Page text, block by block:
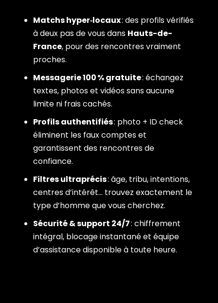
Matchs hyper‑locaux: des profils vérifiés
à deux pas de vous dans Hauts-de-
France, pour des rencontres vraiment
proches.
Messagerie 100 % gratuite: échangez
textes, photos et vidéos sans aucune
limite ni frais cachés.
Profils authentifiés: photo + ID check
éliminent les faux comptes et
garantissent des rencontres de
confiance.
Filtres ultraprécis: âge, tribu, intentions,
centres d’intérêt… trouvez exactement le
type d’homme que vous cherchez.
Sécurité & support 24/7: chiffrement
intégral, blocage instantané et équipe
d’assistance disponible à toute heure.